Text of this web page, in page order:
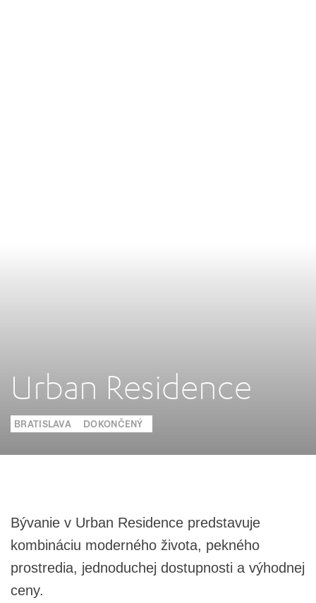
Urban Residence
BRATISLAVA DOKONČENÝ
Bývanie v Urban Residence predstavuje
kombináciu moderného života, pekného
prostredia, jednoduchej dostupnosti a výhodnej
ceny.